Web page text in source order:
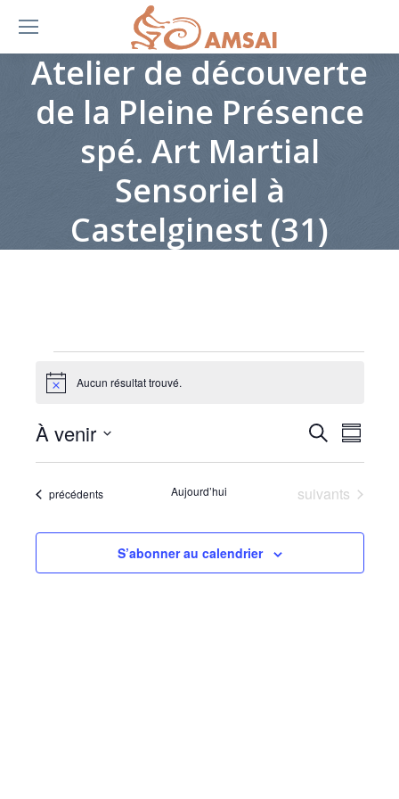
Atelier de découverte
de la Pleine Présence
spé. Art Martial
Sensoriel à
Castelginest (31)
Évènements
Notice Aucun résultat trouvé.
et
Recherche
de
vues
Résumé
À venir
Sélectionnez
date
Évènements
précédents Aujourd’hui Évènements
suivants
S’abonner au calendrier